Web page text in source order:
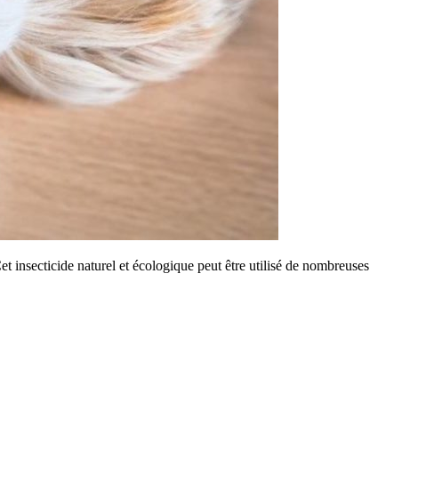
insecticide naturel et écologique peut être utilisé de nombreuses